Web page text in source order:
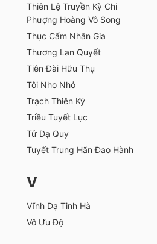
Thiên Lệ Truyền Kỳ Chi
Phượng Hoàng Vô Song
Thục Cẩm Nhân Gia
Thương Lan Quyết
Tiên Đài Hữu Thụ
Tôi Nho Nhỏ
Trạch Thiên Ký
Triều Tuyết Lục
Tử Dạ Quy
Tuyết Trung Hãn Đao Hành
V
Vĩnh Dạ Tinh Hà
Vô Ưu Độ